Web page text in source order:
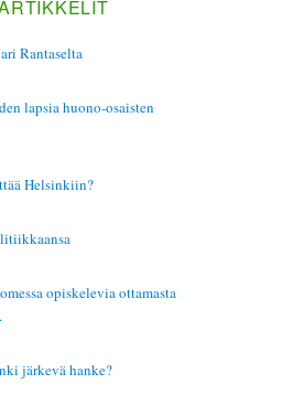
Rantaselta
lapsia huono-osaisten
Helsinkiin?
opiskelevia ottamasta
järkevä hanke?